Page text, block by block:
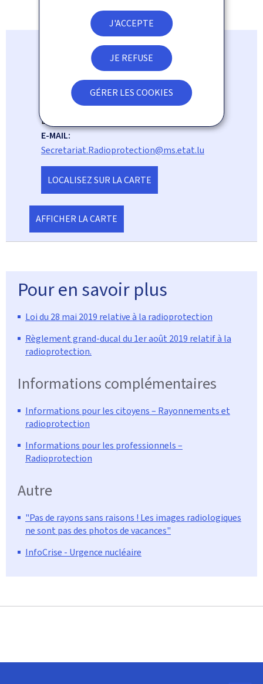
J'ACCEPTE
JE REFUSE
GÉRER LES COOKIES
Division de la radioprotection
ADRESSE
:
6b, rue Nicolas-Ernest BarbléL-1210
Luxembourg
E-MAIL:
Secretariat.Radioprotection@ms.etat.lu
LOCALISEZ SUR LA CARTE
AFFICHER LA CARTE
Pour en savoir plus
Loi du 28 mai 2019 relative à la radioprotection
Règlement grand-ducal du 1er août 2019 relatif à la
radioprotection.
Informations complémentaires
Informations pour les citoyens – Rayonnements et
radioprotection
Informations pour les professionnels –
Radioprotection
Autre
"Pas de rayons sans raisons ! Les images radiologiques
ne sont pas des photos de vacances"
InfoCrise - Urgence nucléaire